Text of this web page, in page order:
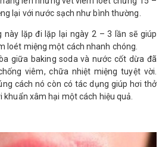
lại với nước sạch như bình thường.
này lặp đi lặp lại ngày 2 – 3 lần sẽ giúp
loét miệng một cách nhanh chóng.
giữa baking soda và nước cốt dừa đã
viêm, chữa nhiệt miệng tuyệt vời.
cách nó còn có tác dụng giúp hơi thở
xâm hại một cách hiệu quả.